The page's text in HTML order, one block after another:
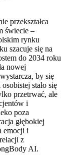
przekształca
świecie –
rynku
szacuje się na
do 2034 roku
nowej
by się
stało się
przetrwać, ale
i
poza
głębokiej
emocji i
z
AI.